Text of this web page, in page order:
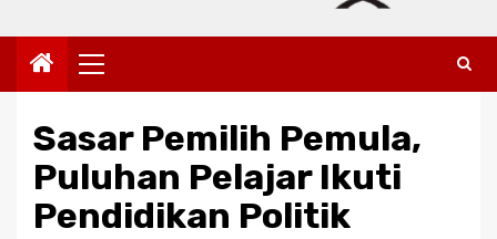
Primary
Menu
Sasar Pemilih Pemula,
Puluhan Pelajar Ikuti
Pendidikan Politik